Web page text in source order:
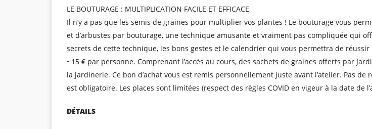
LE BOUTURAGE : MULTIPLICATION FACILE ET EFFICACE
Il n’y a pas que les semis de graines pour multiplier vos plantes ! Le bouturage vous
et d’arbustes par bouturage, une technique amusante et vraiment pas compliquée qui
secrets de cette technique, les bons gestes et le calendrier qui vous permettra de réussir
• 15 € par personne. Comprenant l’accès au cours, des sachets de graines offerts par
la jardinerie. Ce bon d’achat vous est remis personnellement juste avant l’atelier. Pas
est obligatoire. Les places sont limitées (respect des règles COVID en vigeur à la date de
DÉTAILS